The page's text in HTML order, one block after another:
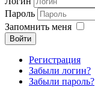
Пароль
Запомнить меня
Войти
Регистрация
Забыли логин?
Забыли пароль?